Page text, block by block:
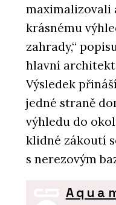
maximalizovali
krásnému
zahrady,“
hlavní architekt
Výsledek
jedné straně
výhledu do
klidné zákoutí
s nerezovým